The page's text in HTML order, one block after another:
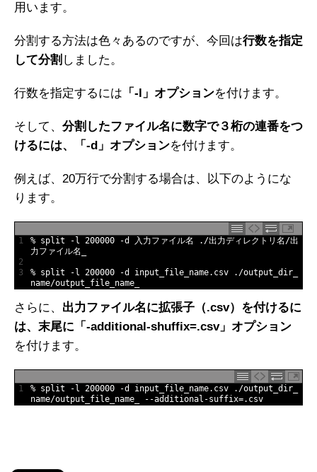
用います。
分割する方法は色々あるのですが、今回は行数を指定
して分割 しました。
行数を指定するには 「-l」オプションを付けます。
そして、 分割したファイル名に数字で３桁の連番をつ
けるには、「-d」オプションを付けます。
例えば、20万行で分割する場合は、以下のようにな
ります。
1
2
3
% split - l 200000 -d 入力ファイル名 . /出力ディレクトリ名 /出
力ファイル名
% split - l 200000 -d input_file_name. csv . /output_dir_
name/output_file_name_
さらに、 出力ファイル名に拡張子（.csv）を付けるに
は、末尾に「-additional-shuffix=.csv」オプション
を付けます。
1 % split - l 200000 -d input_file_name. csv . /output_dir_
name/output_file_name_ --additional -suffix=. csv